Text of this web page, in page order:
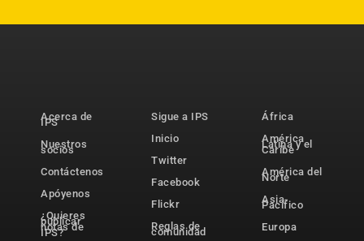
Acerca de
IPS
Nuestros
socios
Contáctenos
Apóyenos
¿Quieres
publicar
notas de
IPS?
Sigue a IPS
Inicio
Twitter
Facebook
Flickr
Reglas de
comunidad
África
América
Latina y el
Caribe
América del
Norte
Asia-
Pacífico
Europa